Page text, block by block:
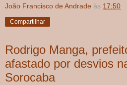
João Francisco de Andrade às 17:50
Compartilhar
Rodrigo Manga,
afastado por desvios
Sorocaba